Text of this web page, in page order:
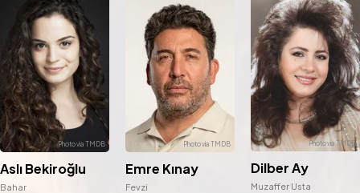
Aslı Bekiroğlu
Bahar
Emre Kınay
Fevzi
Dilber Ay
Muzaffer Usta